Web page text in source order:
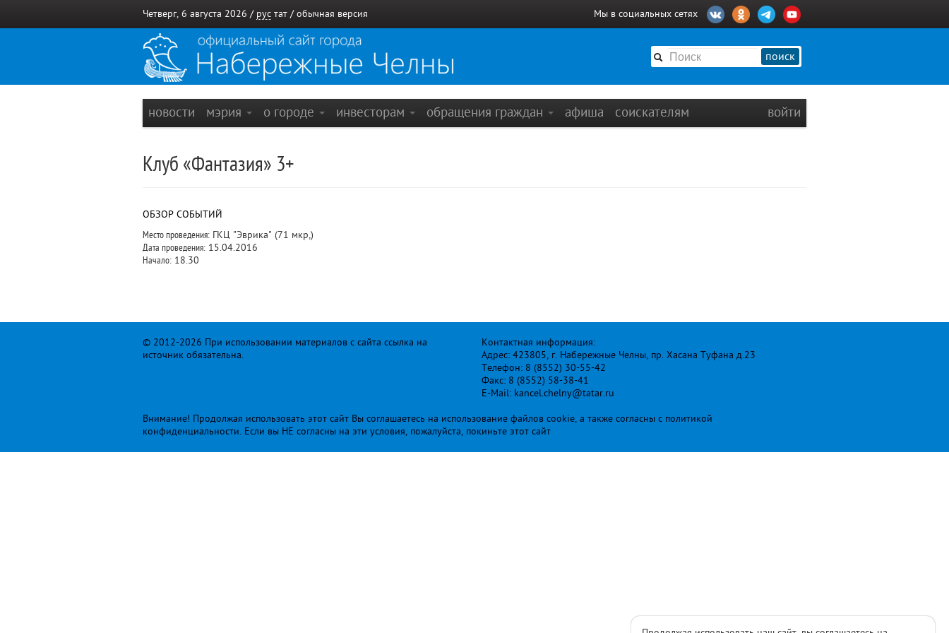
Четверг, 6 августа 2026 / рус тат / обычная версия Мы в социальных сетях
поиск
новости мэрия о городе инвесторам обращения граждан афиша соискателям войти
Клуб «Фантазия» 3+
ОБЗОР СОБЫТИЙ
Место проведения: ГКЦ "Эврика" (71 мкр,)
Дата проведения: 15.04.2016
Начало: 18.30
© 2012-2026 При использовании материалов с сайта ссылка на
источник обязательна.
Контактная информация:
Адрес: 423805, г. Набережные Челны, пр. Хасана Туфана д.23
Телефон: 8 (8552) 30-55-42
Факс: 8 (8552) 58-38-41
E-Mail: kancel.chelny@tatar.ru
Внимание! Продолжая использовать этот сайт Вы соглашаетесь на использование файлов cookie, а также согласны с политикой
конфиденциальности. Если вы НЕ согласны на эти условия, пожалуйста, покиньте этот сайт